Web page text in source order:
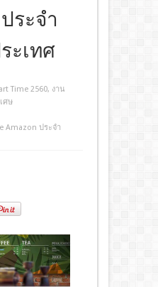
ประจำ
ะเทศ
Time 2560, งาน
ศษ
Amazon ประจำ